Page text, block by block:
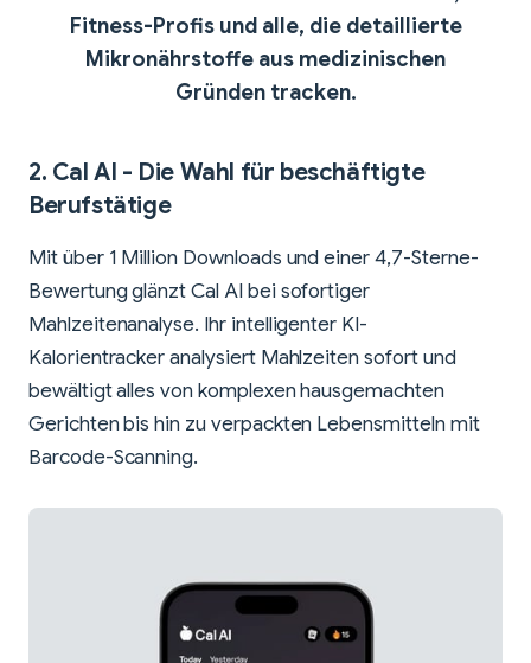
Fitness-Profis und alle, die detaillierte
Mikronährstoffe aus medizinischen
Gründen tracken.
2. Cal AI - Die Wahl für beschäftigte
Berufstätige
Mit über 1 Million Downloads und einer 4,7-Sterne-
Bewertung glänzt Cal AI bei sofortiger
Mahlzeitenanalyse. Ihr intelligenter KI-
Kalorientracker analysiert Mahlzeiten sofort und
bewältigt alles von komplexen hausgemachten
Gerichten bis hin zu verpackten Lebensmitteln mit
Barcode-Scanning.